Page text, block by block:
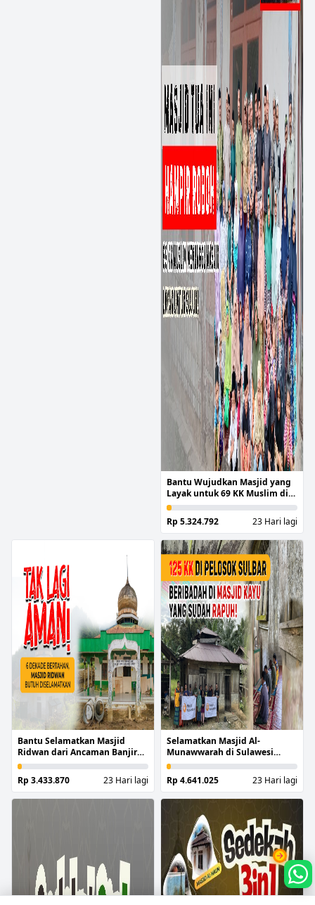
Bantu Wujudkan Masjid yang
Layak untuk 69 KK Muslim di
Kabupaten Pangandaran
Rp 5.324.792
23 Hari lagi
Bantu Selamatkan Masjid
Ridwan dari Ancaman Banjir
Berkepanjangan
Rp 3.433.870
23 Hari lagi
Selamatkan Masjid Al-
Munawwarah di Sulawesi
Barat
Rp 4.641.025
23 Hari lagi